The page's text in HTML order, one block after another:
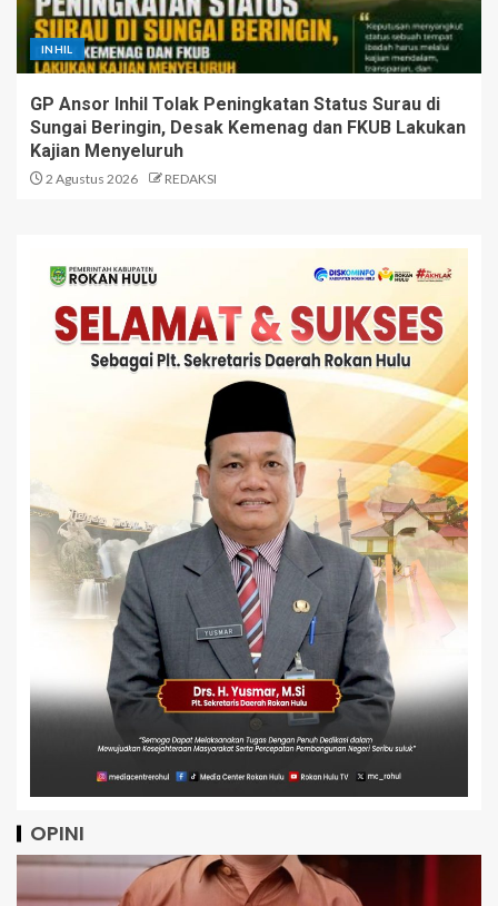
INHIL
GP Ansor Inhil Tolak Peningkatan Status Surau di
Sungai Beringin, Desak Kemenag dan FKUB Lakukan
Kajian Menyeluruh
2 Agustus 2026 REDAKSI
OPINI